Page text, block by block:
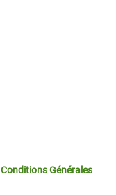
Conditions Générales